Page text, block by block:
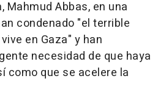
Mahmud Abbas, en una
condenado "el terrible
en Gaza" y han
necesidad de que haya
como que se acelere la